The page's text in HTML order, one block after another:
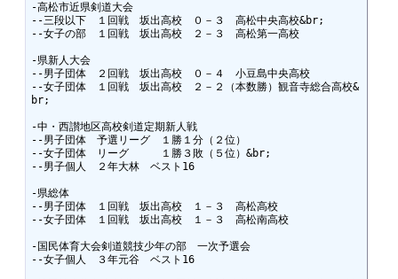
-高松市近県剣道大会
--三段以下　１回戦　坂出高校　０－３　高松中央高校&br;
--女子の部　１回戦　坂出高校　２－３　高松第一高校
-県新人大会
--男子団体　２回戦　坂出高校　０－４　小豆島中央高校
--女子団体　１回戦　坂出高校　２－２（本数勝）観音寺総合高校&
br;
-中・西讃地区高校剣道定期新人戦
--男子団体　予選リーグ　１勝１分（２位）
--女子団体　リーグ　　　１勝３敗（５位）&br;
--男子個人　２年大林　ベスト16
-県総体
--男子団体　１回戦　坂出高校　１－３　高松高校
--女子団体　１回戦　坂出高校　１－３　高松南高校
-国民体育大会剣道競技少年の部　一次予選会
--女子個人　３年元谷　ベスト16